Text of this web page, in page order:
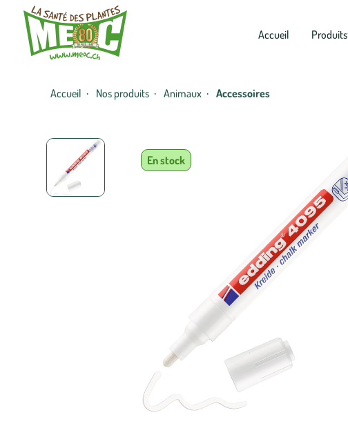
Accueil Produits
Accueil · Nos produits · Animaux · Accessoires
En stock